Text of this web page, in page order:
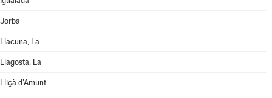
Jorba
Llacuna, La
Llagosta, La
Lliçà d'Amunt